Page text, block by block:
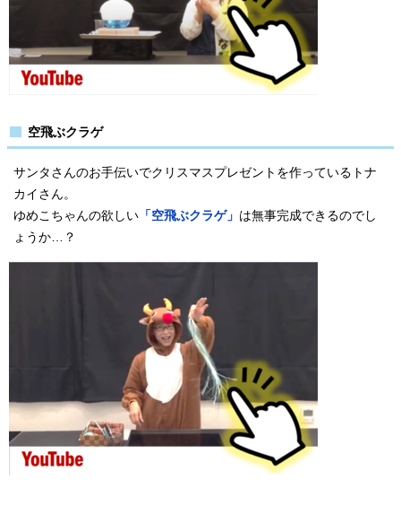
空飛ぶクラゲ
サンタさんのお手伝いでクリスマスプレゼントを作っているトナ
カイさん。
ゆめこちゃんの欲しい 「空飛ぶクラゲ」 は無事完成できるのでし
ょうか…？